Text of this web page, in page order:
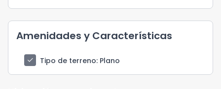
Amenidades y Características
check Tipo de terreno: Plano